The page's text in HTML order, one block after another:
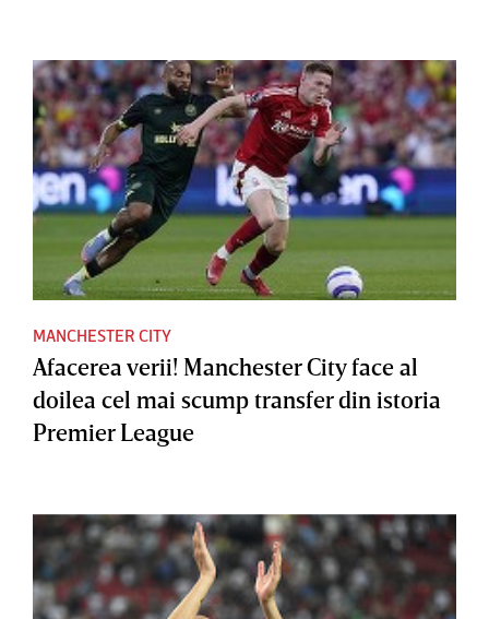
MANCHESTER CITY
Afacerea verii! Manchester City face al
doilea cel mai scump transfer din istoria
Premier League